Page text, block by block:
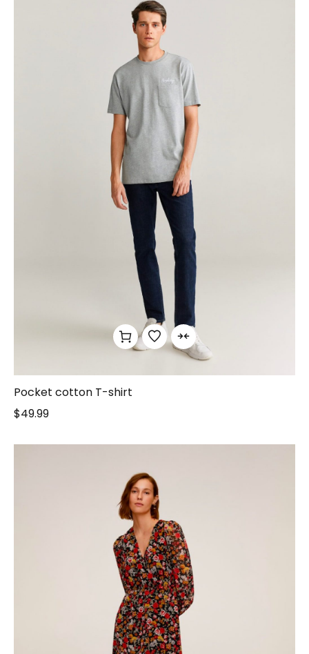
Pocket cotton T-shirt
$49.99